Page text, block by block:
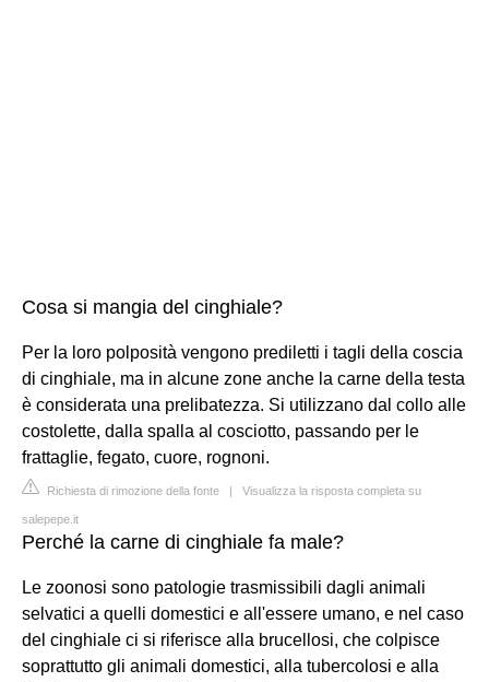
Cosa si mangia del cinghiale?
Per la loro polposità vengono prediletti i tagli della coscia
di cinghiale, ma in alcune zone anche la carne della testa
è considerata una prelibatezza. Si utilizzano dal collo alle
costolette, dalla spalla al cosciotto, passando per le
frattaglie, fegato, cuore, rognoni.
Richiesta di rimozione della fonte | Visualizza la risposta completa su
salepepe.it
Perché la carne di cinghiale fa male?
Le zoonosi sono patologie trasmissibili dagli animali
selvatici a quelli domestici e all'essere umano, e nel caso
del cinghiale ci si riferisce alla brucellosi, che colpisce
soprattutto gli animali domestici, alla tubercolosi e alla